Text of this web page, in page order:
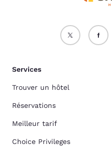
Services
Trouver un hôtel
Réservations
Meilleur tarif
Choice Privileges